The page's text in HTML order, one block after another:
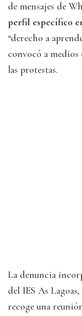
de mensajes de
perfil específico
“derecho a
convocó a
las protestas.
La denuncia
del IES As
recoge una